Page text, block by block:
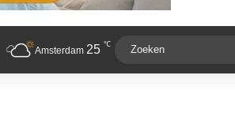
Amsterdam 25 ℃